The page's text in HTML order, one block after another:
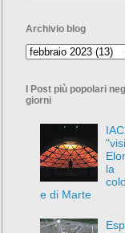
Archivio blog
I Post più popolari
giorni
la
e di Marte